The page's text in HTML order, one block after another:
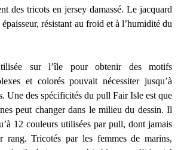
des tricots en jersey damassé. Le jacquard
résistant au froid et à l’humidité du
sur l’île pour obtenir des motifs
et colorés pouvait nécessiter jusqu’à
Une des spécificités du pull Fair Isle est que
peut changer dans le milieu du dessin. Il
12 couleurs utilisées par pull, dont jamais
rang. Tricotés par les femmes de marins,